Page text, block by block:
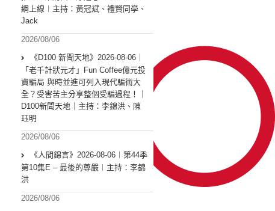
綱上線︱主持：黃冠斌、禮賢同學、
Jack
2026/08/06
《D100 新聞天地》2026-08-06｜
「老千計狀元才」Fun Coffee億元投
資騙局 與時並進可列入現代騙術大
全？受害苦主分享整個受騙過程！｜
D100新聞天地｜主持：李錦洪、陳
珏明
2026/08/06
《人間錦言》2026-08-06︱第44季
第10集E – 最後的尊嚴︱主持：李錦
洪
2026/08/06